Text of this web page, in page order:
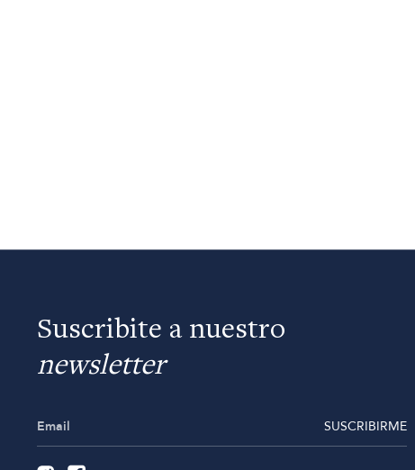
Suscribite a nuestro
newsletter
SUSCRIBIRME